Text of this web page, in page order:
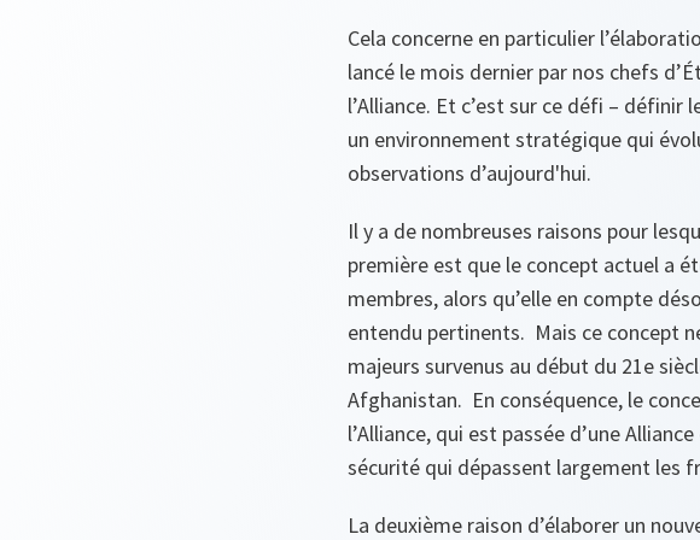
Cela concerne en particulier
lancé le mois dernier par nos chefs
l’Alliance. Et c’est sur ce défi –
un environnement stratégique qui
observations d’aujourd'hui.
Il y a de nombreuses raisons pour
première est que le concept actuel a
membres, alors qu’elle en compte
entendu pertinents. Mais ce concept
majeurs survenus au début du 21e
Afghanistan. En conséquence, le
l’Alliance, qui est passée d’une
sécurité qui dépassent largement les
La deuxième raison d’élaborer un